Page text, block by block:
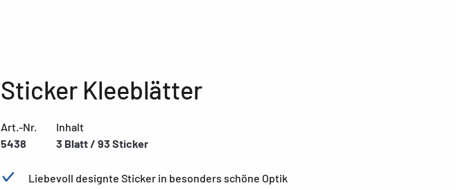
Sticker Kleeblätter
Art.-Nr.
5438
Inhalt
3 Blatt / 93 Sticker
Liebevoll designte Sticker in besonders schöne Optik